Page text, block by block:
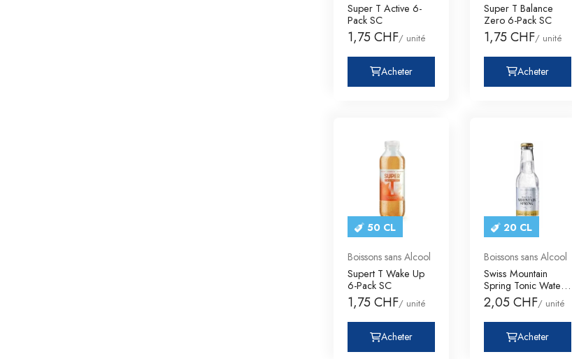
Super T Active 6-
Pack SC
1,75 CHF/ unité
Acheter
Super T Balance
Zero 6-Pack SC
1,75 CHF/ unité
Acheter
50 CL
Boissons sans Alcool
Supert T Wake Up
6-Pack SC
1,75 CHF/ unité
Acheter
20 CL
Boissons sans Alcool
Swiss Mountain
Spring Tonic Water
Classic Vp
2,05 CHF/ unité
Acheter